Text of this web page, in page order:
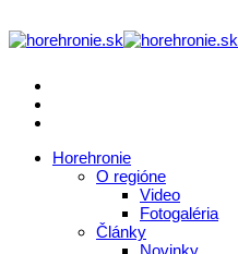
Horehronie
O regióne
Video
Fotogaléria
Články
Novinky